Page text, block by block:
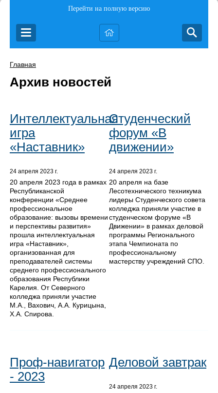
Перейти на полную версию
Главная
Архив новостей
Интеллектуальная
игра
«Наставник»
24 апреля 2023 г.
20 апреля 2023 года в рамках
Республиканской
конференции «Среднее
профессиональное
образование: вызовы времени
и перспективы развития»
прошла интеллектуальная
игра «Наставник»,
организованная для
преподавателей системы
среднего профессионального
образования Республики
Карелия. От Северного
колледжа приняли участие
М.А., Вахович, А.А. Курицына,
Х.А. Спирова.
Студенческий
форум «В
движении»
24 апреля 2023 г.
20 апреля на базе
Лесотехнического техникума
лидеры Студенческого совета
колледжа приняли участие в
студенческом форуме «В
Движении» в рамках деловой
программы Регионального
этапа Чемпионата по
профессиональному
мастерству учреждений СПО.
Проф-навигатор
- 2023
Деловой завтрак
24 апреля 2023 г.